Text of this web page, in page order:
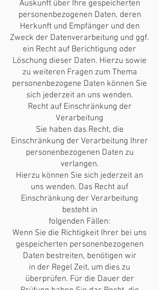
Auskunft über Ihre gespeicherten
personenbezogenen Daten, deren
Herkunft und Empfänger und den
Zweck der Datenverarbeitung und ggf.
ein Recht auf Berichtigung oder
Löschung dieser Daten. Hierzu sowie
zu weiteren Fragen zum Thema
personenbezogene Daten können Sie
sich jederzeit an uns wenden.
Recht auf Einschränkung der
Verarbeitung
Sie haben das Recht, die
Einschränkung der Verarbeitung Ihrer
personenbezogenen Daten zu
verlangen.
Hierzu können Sie sich jederzeit an
uns wenden. Das Recht auf
Einschränkung der Verarbeitung
besteht in
folgenden Fällen:
Wenn Sie die Richtigkeit Ihrer bei uns
gespeicherten personenbezogenen
Daten bestreiten, benötigen wir
in der Regel Zeit, um dies zu
überprüfen. Für die Dauer der